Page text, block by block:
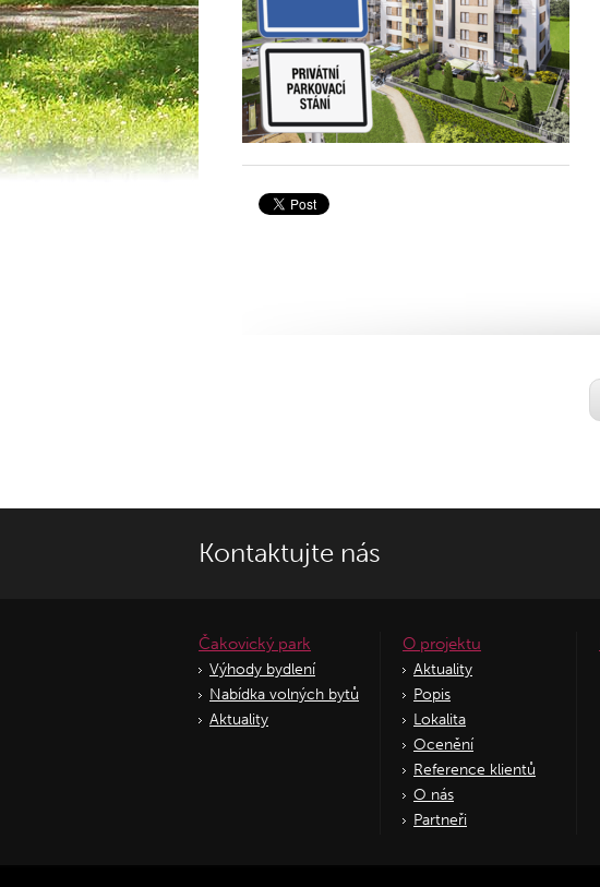
Kontaktujte nás
Čakovický park
Výhody bydlení
Nabídka volných bytů
Aktuality
O projektu
Aktuality
Popis
Lokalita
Ocenění
Reference klientů
O nás
Partneři